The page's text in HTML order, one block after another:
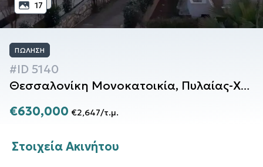
17
ΠΏΛΗΣΗ
#ID 5140
Θεσσαλονίκη Μονοκατοικία, Πυλαίας-Χορτιάτη
€630,000 €2,647/τ.μ.
Στοιχεία Ακινήτου